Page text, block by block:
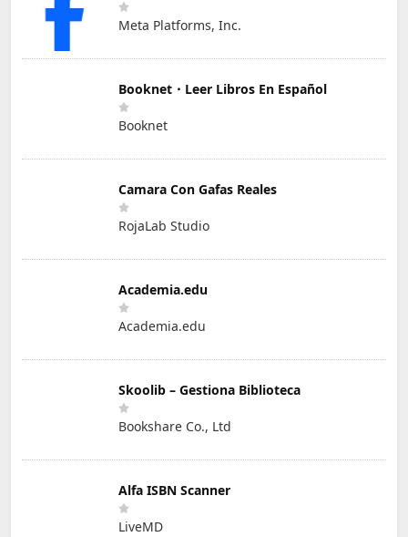
Meta Platforms, Inc.
Booknet・Leer Libros En Español
Booknet
Camara Con Gafas Reales
RojaLab Studio
Academia.edu
Academia.edu
Skoolib – Gestiona Biblioteca
Bookshare Co., Ltd
Alfa ISBN Scanner
LiveMD